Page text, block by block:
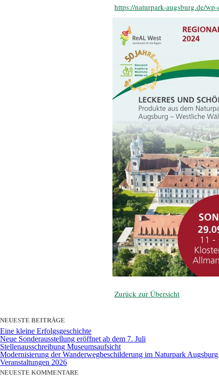
https://naturpark-augsburg.de/
Zurück zur Übersicht
NEUESTE BEITRÄGE
Eine kleine Erfolgsgeschichte
Neue Sonderausstellung eröffnet ab dem 7. Juli
Stellenausschreibung Museumsaufsicht
Modernisierung der Wanderwegbeschilderung im Naturpark
Veranstaltungen 2026
NEUESTE KOMMENTARE